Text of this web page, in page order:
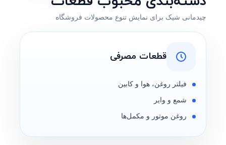
چیدمانی شیک برای نمایش تنوع محصولات فروشگاه
قطعات مصرفی
فیلتر روغن، هوا و کابین
شمع و وایر
روغن موتور و مکمل‌ها